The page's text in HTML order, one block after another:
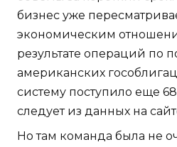
бизнес уже
экономическим
результате операций по
американских
систему поступило еще
следует из данных на
Но там команда была не